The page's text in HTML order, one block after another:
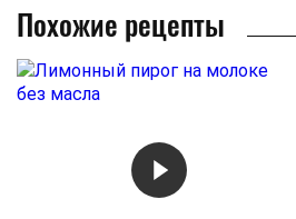
Похожие рецепты